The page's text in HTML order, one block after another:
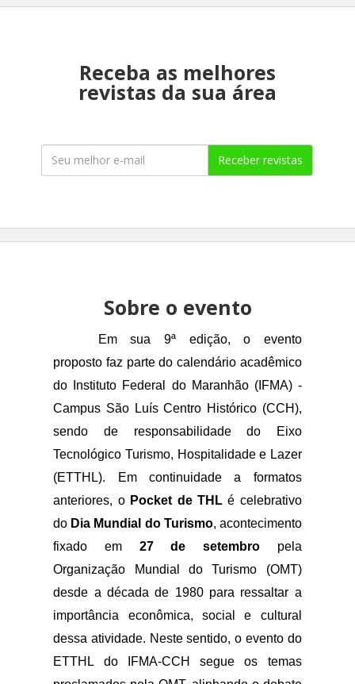
Receba as melhores
revistas da sua área
Receber revistas
Sobre o evento
Em sua 9ª edição, o evento
proposto faz parte do calendário acadêmico
do Instituto Federal do Maranhão (IFMA) -
Campus São Luís Centro Histórico (CCH),
sendo de responsabilidade do Eixo
Tecnológico Turismo, Hospitalidade e Lazer
(ETTHL). Em continuidade a formatos
anteriores, o Pocket de THL é celebrativo
do Dia Mundial do Turismo, acontecimento
fixado em 27 de setembro pela
Organização Mundial do Turismo (OMT)
desde a década de 1980 para ressaltar a
importância econômica, social e cultural
dessa atividade. Neste sentido, o evento do
ETTHL do IFMA-CCH segue os temas